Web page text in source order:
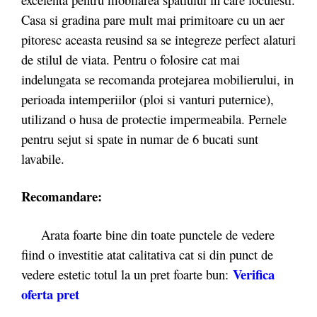
Casa si gradina pare mult mai primitoare cu un aer
pitoresc aceasta reusind sa se integreze perfect alaturi
de stilul de viata. Pentru o folosire cat mai
indelungata se recomanda protejarea mobilierului, in
perioada intemperiilor (ploi si vanturi puternice),
utilizand o husa de protectie impermeabila. Pernele
pentru sejut si spate in numar de 6 bucati sunt
lavabile.
Recomandare:
Arata foarte bine din toate punctele de vedere
fiind o investitie atat calitativa cat si din punct de
vedere estetic totul la un pret foarte bun: Verifica
oferta pret